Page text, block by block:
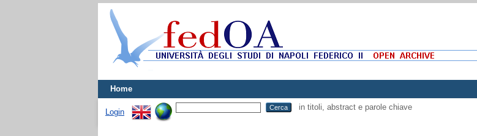
Home
Login
in titoli, abstract e parole chiave